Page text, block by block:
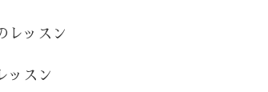
レッスン
ッスン